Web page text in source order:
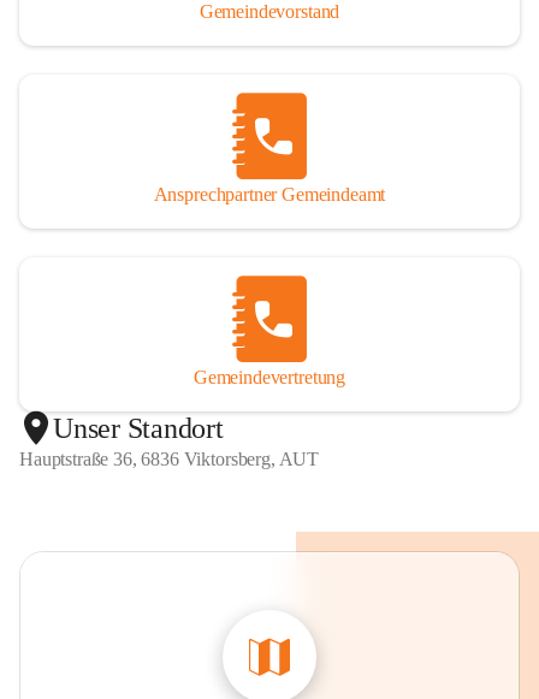
Gemeindevorstand
Ansprechpartner Gemeindeamt
Gemeindevertretung
Unser Standort
Hauptstraße 36, 6836 Viktorsberg, AUT